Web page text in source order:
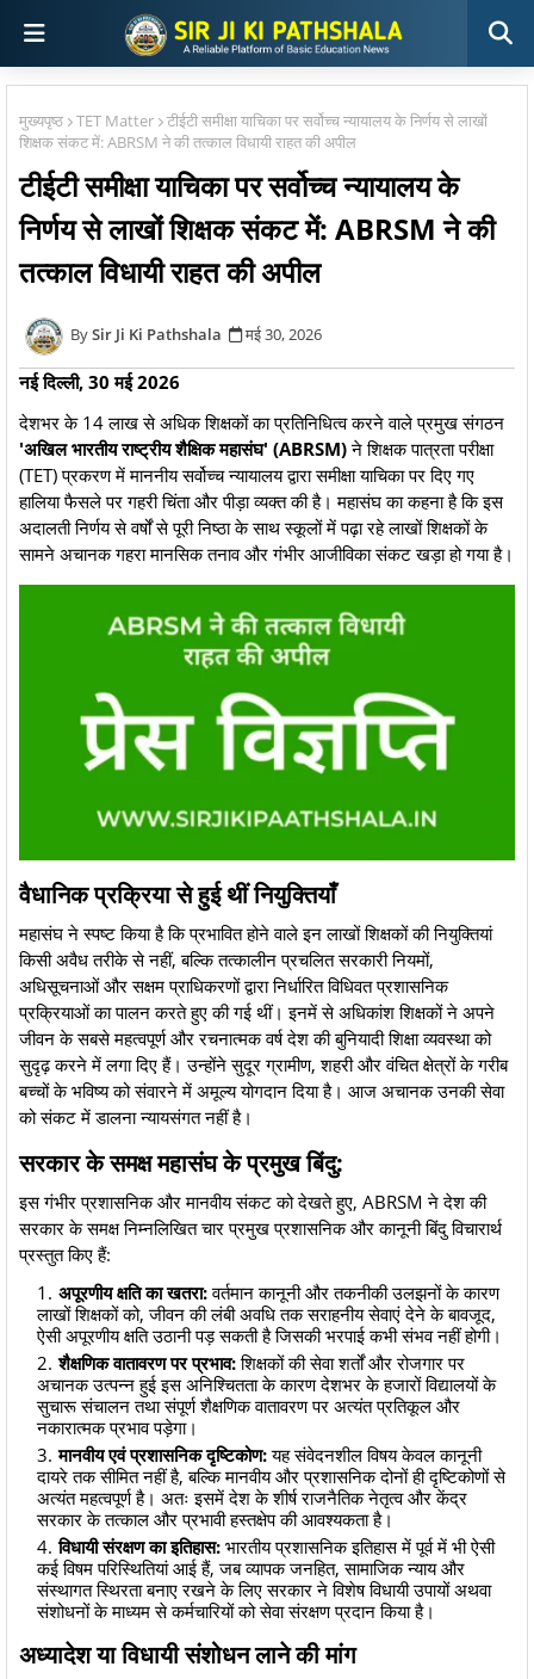
मुख्यपृष्ठ TET Matter
टीईटी समीक्षा याचिका पर सर्वोच्च न्यायालय के निर्णय से लाखों
शिक्षक संकट में: ABRSM ने की तत्काल विधायी राहत की अपील
टीईटी समीक्षा याचिका पर सर्वोच्च न्यायालय के
निर्णय से लाखों शिक्षक संकट में: ABRSM ने की
तत्काल विधायी राहत की अपील
Sir Ji Ki Pathshala मई 30, 2026
नई दिल्ली, 30 मई 2026
देशभर के 14 लाख से अधिक शिक्षकों का प्रतिनिधित्व करने वाले प्रमुख संगठन
'अखिल भारतीय राष्ट्रीय शैक्षिक महासंघ' (ABRSM)ने शिक्षक पात्रता परीक्षा
(TET) प्रकरण में माननीय सर्वोच्च न्यायालय द्वारा समीक्षा याचिका पर दिए गए
हालिया फैसले पर गहरी चिंता और पीड़ा व्यक्त की है। महासंघ का कहना है कि इस
अदालती निर्णय से वर्षों से पूरी निष्ठा के साथ स्कूलों में पढ़ा रहे लाखों शिक्षकों के
सामने अचानक गहरा मानसिक तनाव और गंभीर आजीविका संकट खड़ा हो गया है।
वैधानिक प्रक्रिया से हुई थीं नियुक्तियाँ
​महासंघ ने स्पष्ट किया है कि प्रभावित होने वाले इन लाखों शिक्षकों की नियुक्तियां
किसी अवैध तरीके से नहीं, बल्कि तत्कालीन प्रचलित सरकारी नियमों,
अधिसूचनाओं और सक्षम प्राधिकरणों द्वारा निर्धारित विधिवत प्रशासनिक
प्रक्रियाओं का पालन करते हुए की गई थीं। इनमें से अधिकांश शिक्षकों ने अपने
जीवन के सबसे महत्वपूर्ण और रचनात्मक वर्ष देश की बुनियादी शिक्षा व्यवस्था को
सुदृढ़ करने में लगा दिए हैं। उन्होंने सुदूर ग्रामीण, शहरी और वंचित क्षेत्रों के गरीब
बच्चों के भविष्य को संवारने में अमूल्य योगदान दिया है। आज अचानक उनकी सेवा
को संकट में डालना न्यायसंगत नहीं है।
सरकार के समक्ष महासंघ के प्रमुख बिंदु:
​इस गंभीर प्रशासनिक और मानवीय संकट को देखते हुए, ABRSM ने देश की
सरकार के समक्ष निम्नलिखित चार प्रमुख प्रशासनिक और कानूनी बिंदु विचारार्थ
प्रस्तुत किए हैं:
अपूरणीय क्षति का खतरा:वर्तमान कानूनी और तकनीकी उलझनों के कारण
लाखों शिक्षकों को, जीवन की लंबी अवधि तक सराहनीय सेवाएं देने के बावजूद,
ऐसी अपूरणीय क्षति उठानी पड़ सकती है जिसकी भरपाई कभी संभव नहीं होगी।
शैक्षणिक वातावरण पर प्रभाव:शिक्षकों की सेवा शर्तों और रोजगार पर
अचानक उत्पन्न हुई इस अनिश्चितता के कारण देशभर के हजारों विद्यालयों के
सुचारू संचालन तथा संपूर्ण शैक्षणिक वातावरण पर अत्यंत प्रतिकूल और
नकारात्मक प्रभाव पड़ेगा।
मानवीय एवं प्रशासनिक दृष्टिकोण:यह संवेदनशील विषय केवल कानूनी
दायरे तक सीमित नहीं है, बल्कि मानवीय और प्रशासनिक दोनों ही दृष्टिकोणों से
अत्यंत महत्वपूर्ण है। अतः इसमें देश के शीर्ष राजनैतिक नेतृत्व और केंद्र
सरकार के तत्काल और प्रभावी हस्तक्षेप की आवश्यकता है।
विधायी संरक्षण का इतिहास: भारतीय प्रशासनिक इतिहास में पूर्व में भी ऐसी
कई विषम परिस्थितियां आई हैं, जब व्यापक जनहित, सामाजिक न्याय और
संस्थागत स्थिरता बनाए रखने के लिए सरकार ने विशेष विधायी उपायों अथवा
संशोधनों के माध्यम से कर्मचारियों को सेवा संरक्षण प्रदान किया है।
अध्यादेश या विधायी संशोधन लाने की मांग